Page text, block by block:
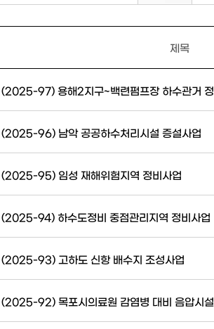
제목
(2025-97) 용해2지구~백련펌프장 하수관거 정
(2025-96) 남악 공공하수처리시설 증설사업
(2025-95) 임성 재해위험지역 정비사업
(2025-94) 하수도정비 중점관리지역 정비사업
(2025-93) 고하도 신항 배수지 조성사업
(2025-92) 목포시의료원 감염병 대비 음압시설